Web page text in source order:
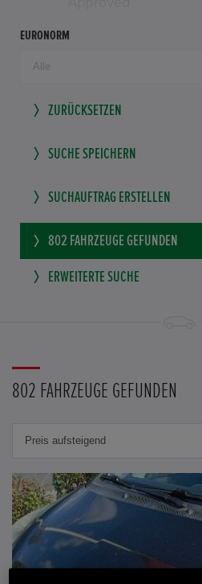
EURONORM
ZURÜCKSETZEN
SUCHE SPEICHERN
SUCHAUFTRAG ERSTELLEN
802 FAHRZEUGE GEFUNDEN
ERWEITERTE SUCHE
802 FAHRZEUGE GEFUNDEN